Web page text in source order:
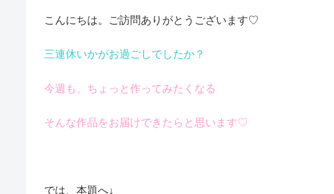
こんにちは。ご訪問ありがとうございます♡
三連休いかがお過ごしでしたか？
今週も、ちょっと作ってみたくなる
そんな作品をお届けできたらと思います♡
では、本題へ↓